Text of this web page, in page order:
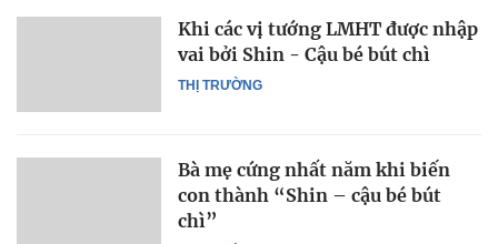
THỊ TRƯỜNG
Khi các vị tướng LMHT được nhập
vai bởi Shin - Cậu bé bút chì
Bà mẹ cứng nhất năm khi biến
con thành “Shin – cậu bé bút
chì”